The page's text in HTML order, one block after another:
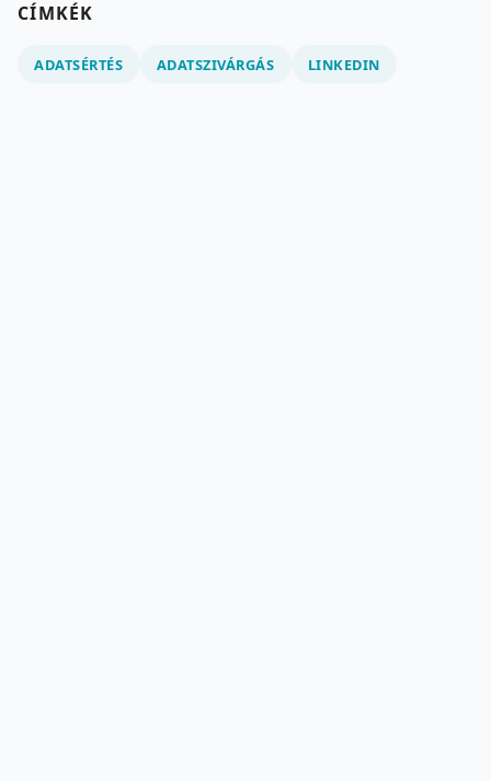
CÍMKÉK
ADATSÉRTÉS ADATSZIVÁRGÁS LINKEDIN